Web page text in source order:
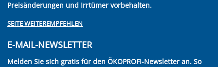
Preisänderungen und Irrtümer vorbehalten.
SEITE WEITEREMPFEHLEN
E-MAIL-NEWSLETTER
Melden Sie sich gratis für den ÖKOPROFI-Newsletter an. So